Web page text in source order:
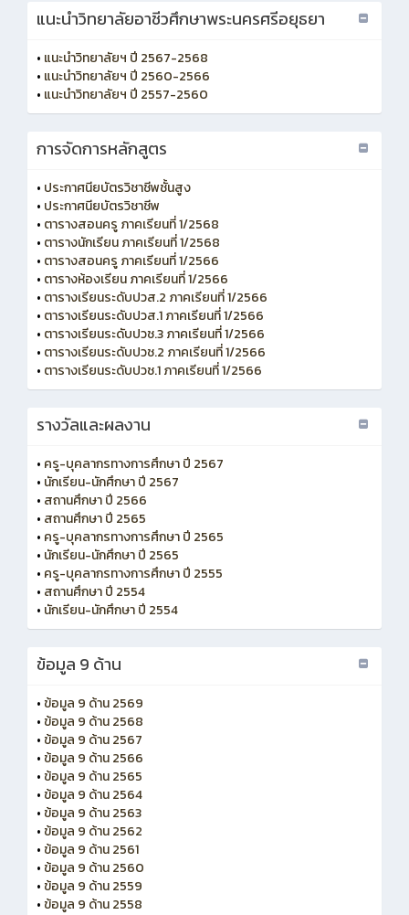
แนะนำวิทยาลัยอาชีวศึกษาพระนครศรีอยุธยา
• แนะนำวิทยาลัยฯ ปี 2567-2568
• แนะนำวิทยาลัยฯ ปี 2560-2566
• แนะนำวิทยาลัยฯ ปี 2557-2560
การจัดการหลักสูตร
• ประกาศนียบัตรวิชาชีพชั้นสูง
• ประกาศนียบัตรวิชาชีพ
• ตารางสอนครู ภาคเรียนที่ 1/2568
• ตารางนักเรียน ภาคเรียนที่ 1/2568
• ตารางสอนครู ภาคเรียนที่ 1/2566
• ตารางห้องเรียน ภาคเรียนที่ 1/2566
• ตารางเรียนระดับปวส.2 ภาคเรียนที่ 1/2566
• ตารางเรียนระดับปวส.1 ภาคเรียนที่ 1/2566
• ตารางเรียนระดับปวช.3 ภาคเรียนที่ 1/2566
• ตารางเรียนระดับปวช.2 ภาคเรียนที่ 1/2566
• ตารางเรียนระดับปวช.1 ภาคเรียนที่ 1/2566
รางวัลและผลงาน
• ครู-บุคลากรทางการศึกษา ปี 2567
• นักเรียน-นักศึกษา ปี 2567
• สถานศึกษา ปี 2566
• สถานศึกษา ปี 2565
• ครู-บุคลากรทางการศึกษา ปี 2565
• นักเรียน-นักศึกษา ปี 2565
• ครู-บุคลากรทางการศึกษา ปี 2555
• สถานศึกษา ปี 2554
• นักเรียน-นักศึกษา ปี 2554
ข้อมูล 9 ด้าน
• ข้อมูล 9 ด้าน 2569
• ข้อมูล 9 ด้าน 2568
• ข้อมูล 9 ด้าน 2567
• ข้อมูล 9 ด้าน 2566
• ข้อมูล 9 ด้าน 2565
• ข้อมูล 9 ด้าน 2564
• ข้อมูล 9 ด้าน 2563
• ข้อมูล 9 ด้าน 2562
• ข้อมูล 9 ด้าน 2561
• ข้อมูล 9 ด้าน 2560
• ข้อมูล 9 ด้าน 2559
• ข้อมูล 9 ด้าน 2558